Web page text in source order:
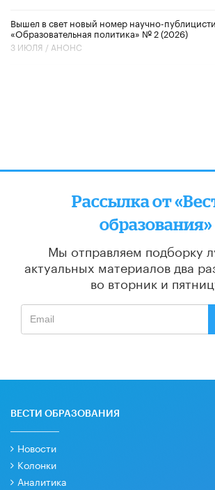
Вышел в свет новый номер научно-
«Образовательная политика» № 2 (2026)
3 ИЮЛЯ / АНОНС
Рассылка от
образования»
Мы отправляем подборку
актуальных материалов два
во вторник и
ВЕСТИ ОБРАЗОВАНИЯ
Новости
Колонки
Аналитика